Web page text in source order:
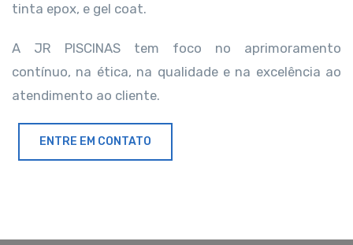
tinta epox, e gel coat.
A JR PISCINAS tem foco no aprimoramento
contínuo, na ética, na qualidade e na excelência ao
atendimento ao cliente.
ENTRE EM CONTATO